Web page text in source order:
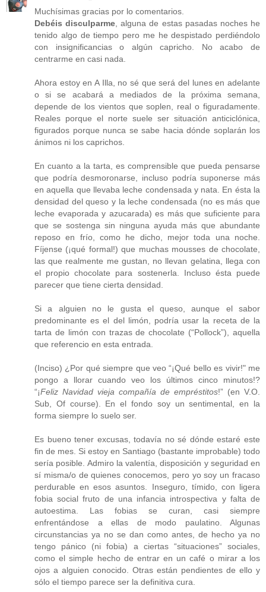
Muchísimas gracias por lo comentarios.
Debéis disculparme , alguna de estas pasadas noches he
tenido algo de tiempo pero me he despistado perdiéndolo
con insignificancias o algún capricho. No acabo de
centrarme en casi nada.
Ahora estoy en A Illa, no sé que será del lunes en adelante
o si se acabará a mediados de la próxima semana,
depende de los vientos que soplen, real o figuradamente.
Reales porque el norte suele ser situación anticiclónica,
figurados porque nunca se sabe hacia dónde soplarán los
ánimos ni los caprichos.
En cuanto a la tarta, es comprensible que pueda pensarse
que podría desmoronarse, incluso podría suponerse más
en aquella que llevaba leche condensada y nata. En ésta la
densidad del queso y la leche condensada (no es más que
leche evaporada y azucarada) es más que suficiente para
que se sostenga sin ninguna ayuda más que abundante
reposo en frío, como he dicho, mejor toda una noche.
Fíjense (¡qué formal!) que muchas mousses de chocolate,
las que realmente me gustan, no llevan gelatina, llega con
el propio chocolate para sostenerla. Incluso ésta puede
parecer que tiene cierta densidad.
Si a alguien no le gusta el queso, aunque el sabor
predominante es el del limón, podría usar la receta de la
tarta de limón con trazas de chocolate (“Pollock”), aquella
que referencio en esta entrada.
(Inciso) ¿Por qué siempre que veo “¡Qué bello es vivir!" me
pongo a llorar cuando veo los últimos cinco minutos!?
“¡Feliz Navidad vieja compañía de empréstitos!” (en V.O.
Sub, Of course). En el fondo soy un sentimental, en la
forma siempre lo suelo ser.
Es bueno tener excusas, todavía no sé dónde estaré este
fin de mes. Si estoy en Santiago (bastante improbable) todo
sería posible. Admiro la valentía, disposición y seguridad en
sí misma/o de quienes conocemos, pero yo soy un fracaso
perdurable en esos asuntos. Inseguro, tímido, con ligera
fobia social fruto de una infancia introspectiva y falta de
autoestima. Las fobias se curan, casi siempre
enfrentándose a ellas de modo paulatino. Algunas
circunstancias ya no se dan como antes, de hecho ya no
tengo pánico (ni fobia) a ciertas “situaciones” sociales,
como el simple hecho de entrar en un café o mirar a los
ojos a alguien conocido. Otras están pendientes de ello y
sólo el tiempo parece ser la definitiva cura.